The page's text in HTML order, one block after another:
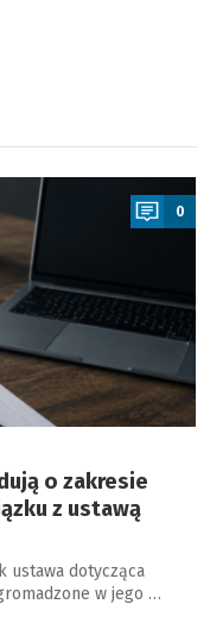
0
o zakresie
z ustawą
ustawa dotycząca
w jego …